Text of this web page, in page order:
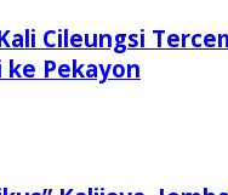
Cileungsi
ke Pekayon